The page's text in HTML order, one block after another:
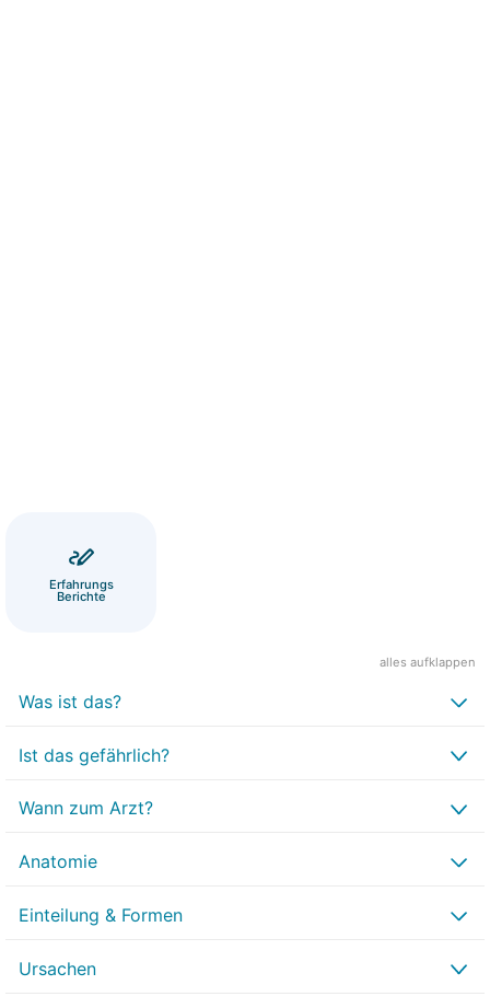
Erfahrungs
Berichte
alles aufklappen
Was ist das?
Ist das gefährlich?
Wann zum Arzt?
Anatomie
Einteilung & Formen
Ursachen